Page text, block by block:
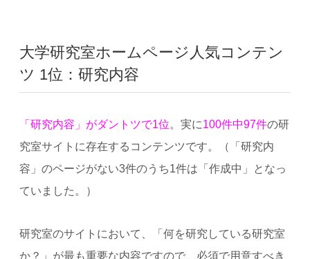
大学研究室ホームページ人気コンテン
ツ 1位：研究内容
「研究内容」がダントツで1位。実に100件中97件の研
究室サイトに存在するコンテンツです。（「研究内
容」のページがない3件のうち1件は「作成中」となっ
ていました。）
研究室のサイトにおいて、「何を研究している研究室
か？」が最も重要な内容ですので、必須で用意すべき